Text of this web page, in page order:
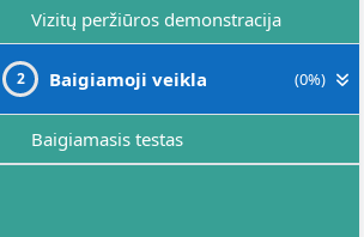
Vizitų peržiūros demonstracija
2 Baigiamoji veikla (0%)
Baigiamasis testas